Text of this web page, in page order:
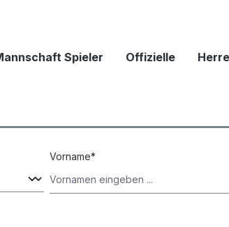
Spieler Offizielle
Vorname*